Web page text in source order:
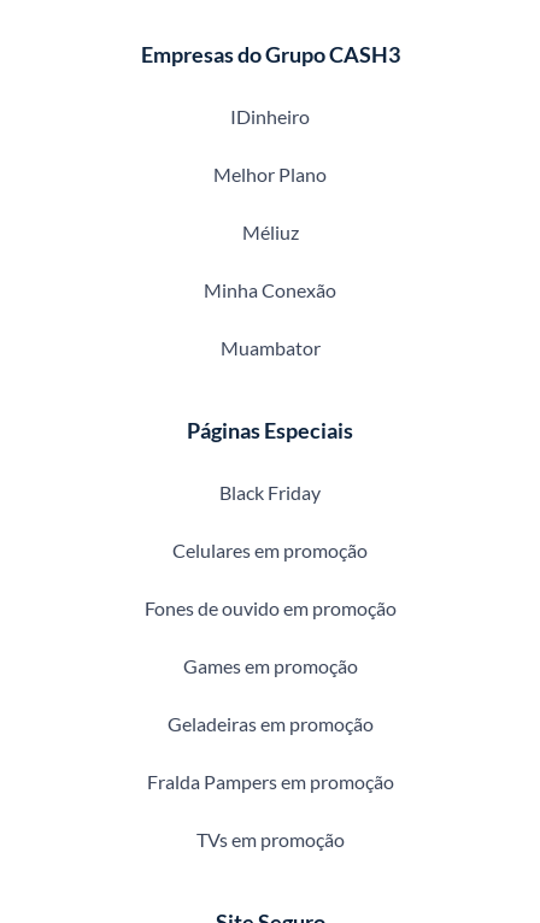
Empresas do Grupo CASH3
IDinheiro
Melhor Plano
Méliuz
Minha Conexão
Muambator
Páginas Especiais
Black Friday
Celulares em promoção
Fones de ouvido em promoção
Games em promoção
Geladeiras em promoção
Fralda Pampers em promoção
TVs em promoção